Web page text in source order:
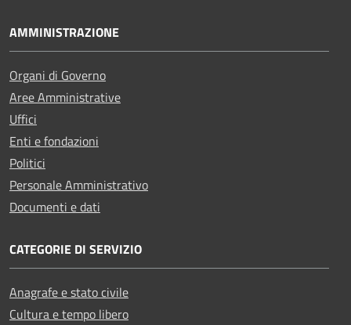
AMMINISTRAZIONE
Organi di Governo
Aree Amministrative
Uffici
Enti e fondazioni
Politici
Personale Amministrativo
Documenti e dati
CATEGORIE DI SERVIZIO
Anagrafe e stato civile
Cultura e tempo libero